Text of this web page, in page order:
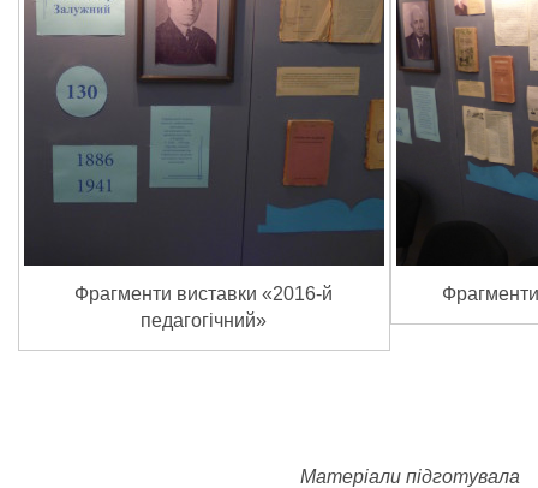
Фрагменти виставки «2016-й
педагогічний»
Матеріали підготувала